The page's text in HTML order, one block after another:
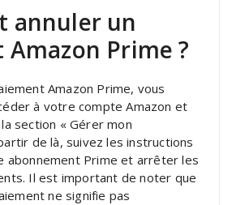
annuler un
Prime ?
Amazon Prime, vous
à votre compte Amazon et
section « Gérer mon
de là, suivez les instructions
abonnement Prime et arrêter les
Il est important de noter que
ne signifie pas